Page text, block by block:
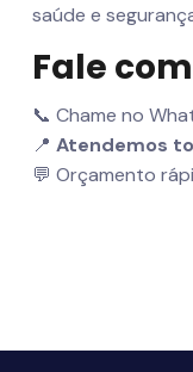
saúde e
Fale
📞 Chame no
📍 Atendemos
💬 Orçamento